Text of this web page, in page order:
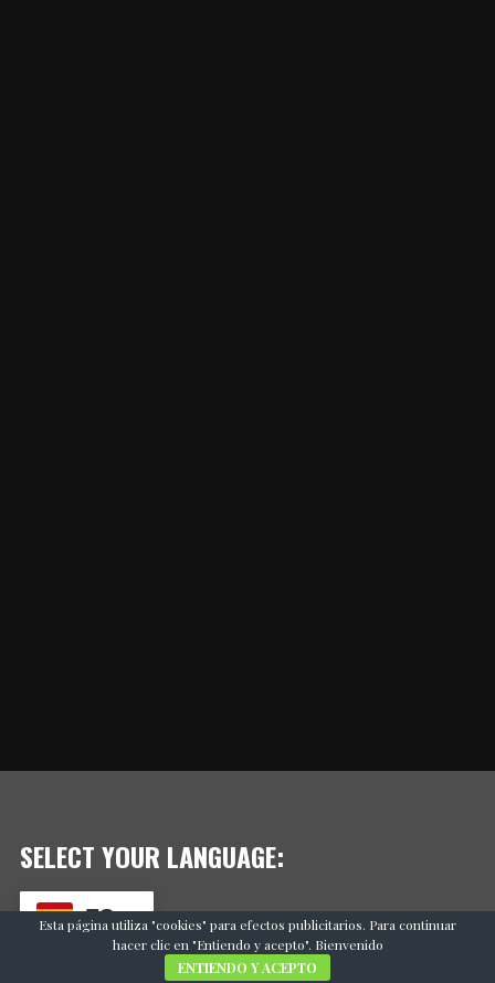
SELECT YOUR LANGUAGE:
ES
Esta página utiliza "cookies" para efectos publicitarios. Para continuar
hacer clic en "Entiendo y acepto". Bienvenido
ENTIENDO Y ACEPTO